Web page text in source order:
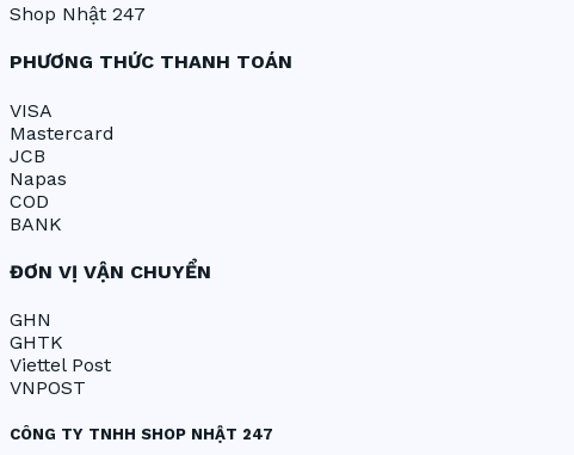
Shop Nhật 247
PHƯƠNG THỨC THANH TOÁN
VISA
Mastercard
JCB
Napas
COD
BANK
ĐƠN VỊ VẬN CHUYỂN
GHN
GHTK
Viettel Post
VNPOST
CÔNG TY TNHH SHOP NHẬT 247